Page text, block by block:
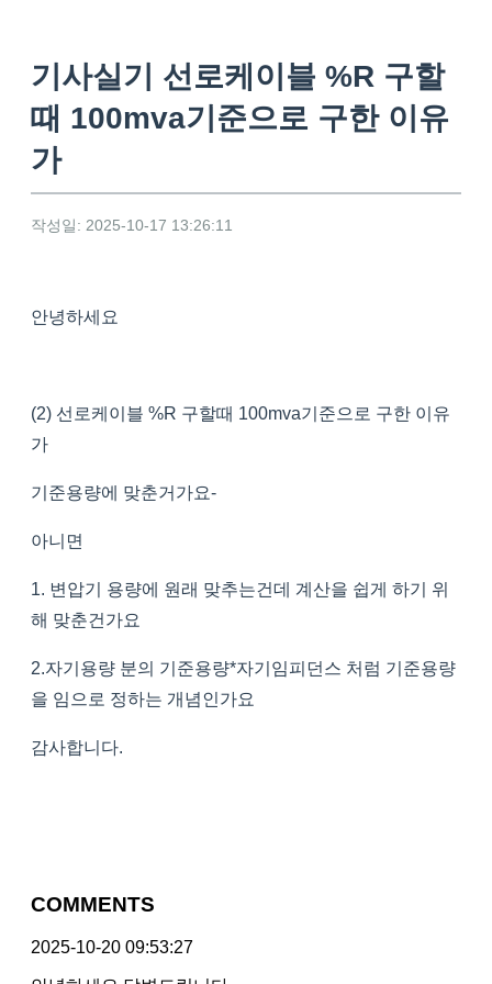
기사실기 선로케이블 %R 구할
때 100mva기준으로 구한 이유
가
작성일: 2025-10-17 13:26:11
안녕하세요
(2) 선로케이블 %R 구할때 100mva기준으로 구한 이유
가
기준용량에 맞춘거가요-
아니면
1. 변압기 용량에 원래 맞추는건데 계산을 쉽게 하기 위
해 맞춘건가요
2.자기용량 분의 기준용량*자기임피던스 처럼 기준용량
을 임으로 정하는 개념인가요
감사합니다.
COMMENTS
2025-10-20 09:53:27